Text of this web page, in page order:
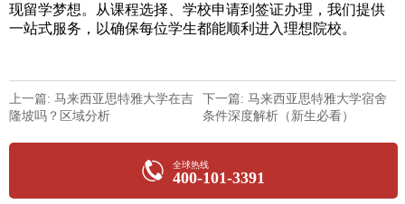
现留学梦想。从课程选择、学校申请到签证办理，我们提供
一站式服务，以确保每位学生都能顺利进入理想院校。
上一篇: 马来西亚思特雅大学在吉
隆坡吗？区域分析
下一篇: 马来西亚思特雅大学宿舍
条件深度解析（新生必看）
全球热线
400-101-3391